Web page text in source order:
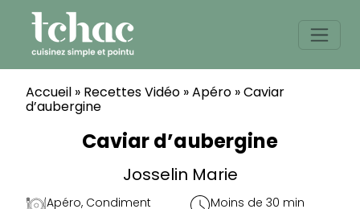
content
Accueil » Recettes Vidéo »Apéro »Caviar
d’aubergine
Caviar d’aubergine
Josselin Marie
Apéro, Condiment Moins de 30 min